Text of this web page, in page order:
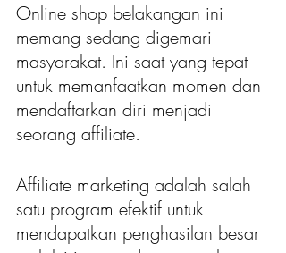
Online shop belakangan ini
memang sedang digemari
masyarakat. Ini saat yang tepat
untuk memanfaatkan momen dan
mendaftarkan diri menjadi
seorang affiliate.
Affiliate marketing adalah salah
satu program efektif untuk
mendapatkan penghasilan besar